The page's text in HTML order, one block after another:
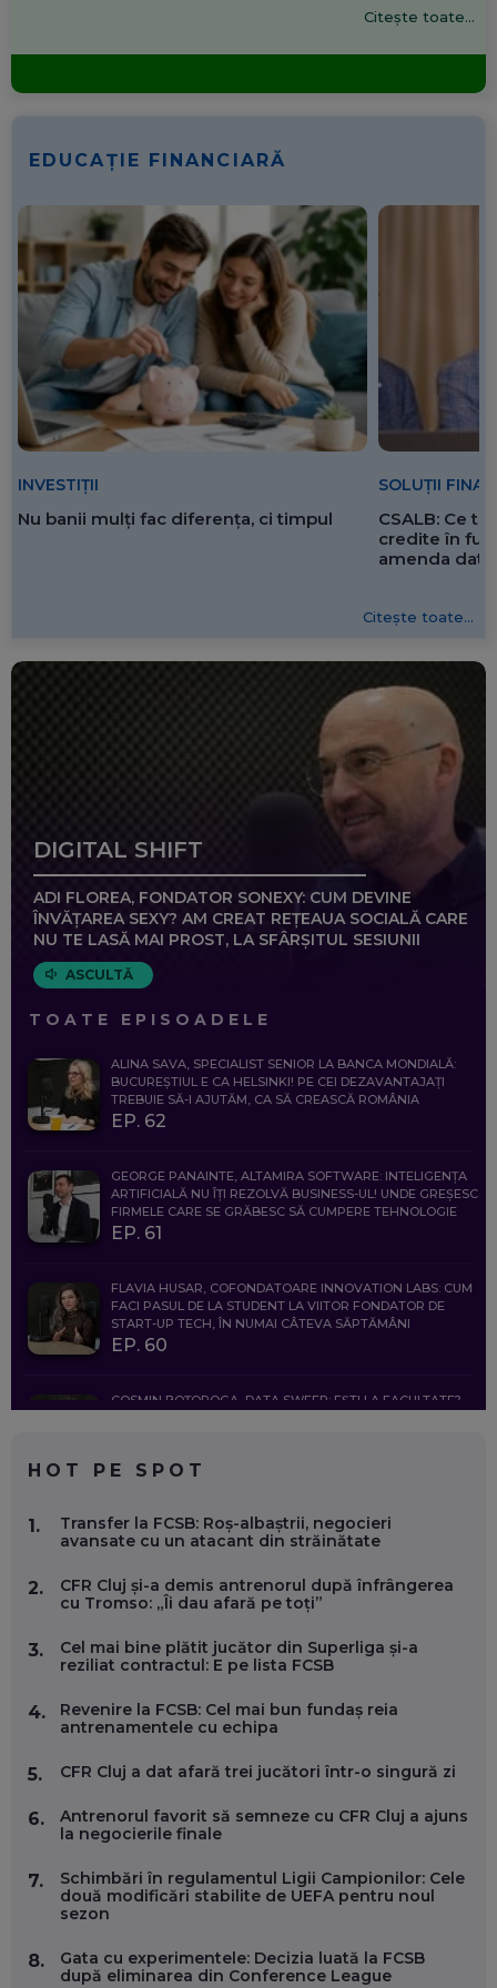
Citește toate...
EDUCAȚIE FINANCIARĂ
INVESTIȚII
Nu banii mulți fac diferența, ci timpul
SOLUȚII
CSALB: Ce
credite în
amenda
Citește toate...
DIGITAL SHIFT
ADI FLOREA, FONDATOR SONEXY: CUM DEVINE
ÎNVĂȚAREA SEXY? AM CREAT REȚEAUA SOCIALĂ CARE
NU TE LASĂ MAI PROST, LA SFÂRȘITUL SESIUNII
ASCULTĂ
TOATE EPISOADELE
ALINA SAVA, SPECIALIST SENIOR LA BANCA MONDIALĂ:
BUCUREȘTIUL E CA HELSINKI! PE CEI DEZAVANTAJAȚI
TREBUIE SĂ-I AJUTĂM, CA SĂ CREASCĂ ROMÂNIA
EP. 62
GEORGE PANAINTE, ALTAMIRA SOFTWARE: INTELIGENȚA
ARTIFICIALĂ NU ÎȚI REZOLVĂ BUSINESS-UL! UNDE GREȘESC
FIRMELE CARE SE GRĂBESC SĂ CUMPERE TEHNOLOGIE
EP. 61
FLAVIA HUSAR, COFONDATOARE INNOVATION LABS: CUM
FACI PASUL DE LA STUDENT LA VIITOR FONDATOR DE
START-UP TECH, ÎN NUMAI CÂTEVA SĂPTĂMÂNI
EP. 60
COSMIN BOȚOROGA, DATA SWEEP: EȘTI LA FACULTATE?
FOLOSEȘTI TEHNOLOGIA CA SĂ FII MAI BUN LA JOB. ȘI CUM
SE VA SCHIMBA MUNCA, ÎN URMĂTORII ANI
FOLOSEȘTI TEHNOLOGIA CA SĂ ÎȚI DESCHIZI DRUMUL
CĂTRE ARTĂ, LA NIVEL GLOBAL
ANDREI AVĂDANEI, BIT SENTINEL: CUM ÎȚI PROTEJEZI
CARIERĂ DE „HACKER CU PERMIS”
ÎNVAȚĂ AEO ȘI GEO!
EP. 55
OLIVIU MATEI, HOLISUN: SOFTWARE DE LA CLUJ PENTRU
WASHINGTON, OCHELARI INTELIGENȚI ȘI FERME
HOT PE SPOT
1.
Transfer la FCSB: Roș-albaștrii, negocieri
avansate cu un atacant din străinătate
2.
CFR Cluj și-a demis antrenorul după înfrângerea
cu Tromso: „Îi dau afară pe toți”
3.
Cel mai bine plătit jucător din Superliga și-a
reziliat contractul: E pe lista FCSB
4.
Revenire la FCSB: Cel mai bun fundaș reia
antrenamentele cu echipa
5. CFR Cluj a dat afară trei jucători într-o singură zi
6.
Antrenorul favorit să semneze cu CFR Cluj a ajuns
la negocierile finale
7.
Schimbări în regulamentul Ligii Campionilor: Cele
două modificări stabilite de UEFA pentru noul
sezon
8.
Gata cu experimentele: Decizia luată la FCSB
după eliminarea din Conference League